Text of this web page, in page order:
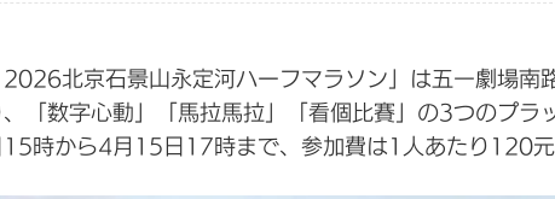
北京石景山永定河ハーフマラソン」は五一劇場南
「数字心動」「馬拉馬拉」「看個比賽」の3つのプ
時から4月15日17時まで、参加費は1人あたり120元